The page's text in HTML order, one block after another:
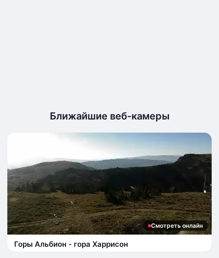
Ближайшие веб-камеры
Смотреть онлайн
Горы Альбион - гора Харрисон